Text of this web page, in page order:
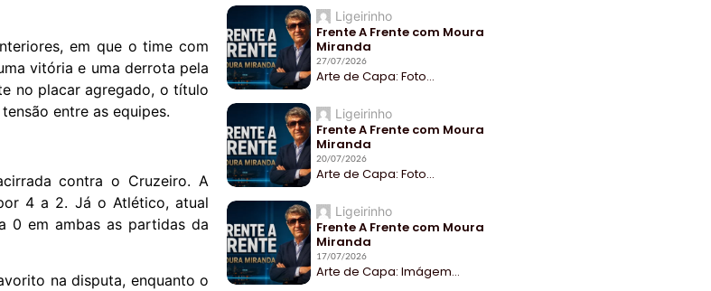
em que o time com
vitória e uma derrota pela
no placar agregado, o título
entre as equipes.
contra o Cruzeiro. A
4 a 2. Já o Atlético, atual
0 em ambas as partidas da
na disputa, enquanto o
Ligeirinho
Frente A Frente com Moura
Miranda
27/07/2026
Arte de Capa: Foto...
Ligeirinho
Frente A Frente com Moura
Miranda
20/07/2026
Arte de Capa: Foto...
Ligeirinho
Frente A Frente com Moura
Miranda
17/07/2026
Arte de Capa: Imágem...